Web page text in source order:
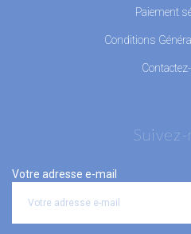
Paiement
Conditions
Suivez-
Votre adresse e-mail